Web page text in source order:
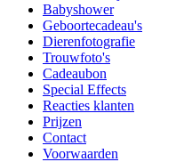
Babyshower
Geboortecadeau's
Dierenfotografie
Trouwfoto's
Cadeaubon
Special Effects
Reacties klanten
Prijzen
Contact
Voorwaarden